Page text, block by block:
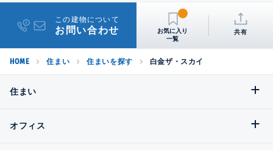
この建物について
お問い合わせ 共有
HOME 住まい 住まいを探す 白金ザ・スカイ
住まい
オフィス